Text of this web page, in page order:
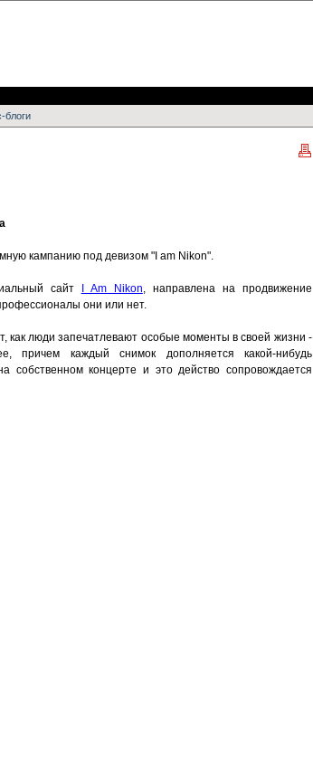
блоги
кампанию под девизом "I am Nikon".
сайт I Am Nikon, направлена на продвижение
они или нет.
как люди запечатлевают особые моменты в своей жизни -
причем каждый снимок дополняется какой-нибудь
концерте и это действо сопровождается